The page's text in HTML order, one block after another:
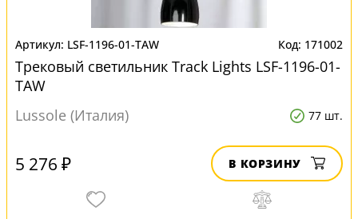
LSF-1196-01-TAW 171002
Трековый светильник Track Lights LSF-1196-01-
TAW
Lussole (Италия)
77 шт.
5 276 ₽ В КОРЗИНУ